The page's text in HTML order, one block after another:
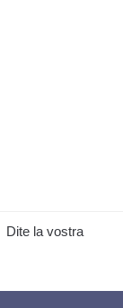
Dite la vostra